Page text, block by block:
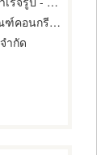
ริมเหล็กและอัดแรง)
ำกัด